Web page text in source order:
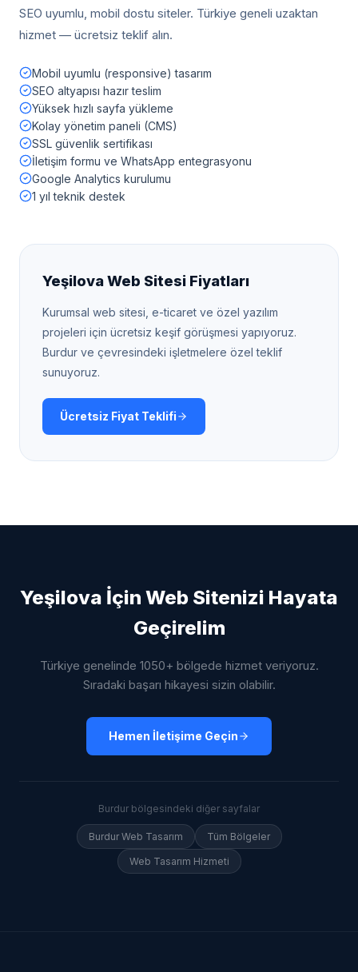
SEO uyumlu, mobil dostu siteler. Türkiye geneli uzaktan
hizmet — ücretsiz teklif alın.
Mobil uyumlu (responsive) tasarım
SEO altyapısı hazır teslim
Yüksek hızlı sayfa yükleme
Kolay yönetim paneli (CMS)
SSL güvenlik sertifikası
İletişim formu ve WhatsApp entegrasyonu
Google Analytics kurulumu
1 yıl teknik destek
YeşilovaWeb Sitesi Fiyatları
Kurumsal web sitesi, e-ticaret ve özel yazılım
projeleri için ücretsiz keşif görüşmesi yapıyoruz.
Burdur ve çevresindeki işletmelere özel teklif
sunuyoruz.
Ücretsiz Fiyat Teklifi
Yeşilova İçin Web Sitenizi Hayata
Geçirelim
Türkiye genelinde 1050+ bölgede hizmet veriyoruz.
Sıradaki başarı hikayesi sizin olabilir.
Hemen İletişime Geçin
Burdur bölgesindeki diğer sayfalar
BurdurWeb Tasarım Tüm Bölgeler
Web Tasarım Hizmeti